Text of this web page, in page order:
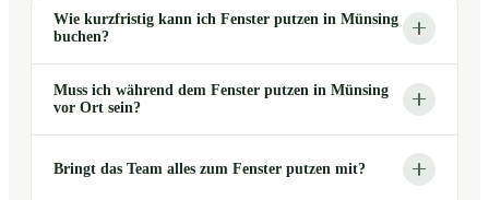
Wie kurzfristig kann ich Fenster putzen in Münsing
buchen?
Muss ich während dem Fenster putzen in Münsing
vor Ort sein?
Bringt das Team alles zum Fenster putzen mit?